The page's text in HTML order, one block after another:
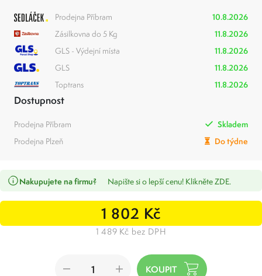
Prodejna Příbram
10.8.2026
Zásilkovna do 5 Kg
11.8.2026
GLS - Výdejní místa
11.8.2026
GLS
11.8.2026
Toptrans
11.8.2026
Dostupnost
Prodejna Příbram
Skladem
Prodejna Plzeň
Do týdne
Nakupujete na firmu? Napište si o lepší cenu! Klikněte ZDE.
1 802 Kč
1 489 Kč bez DPH